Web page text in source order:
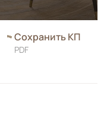
Сохранить КП
PDF